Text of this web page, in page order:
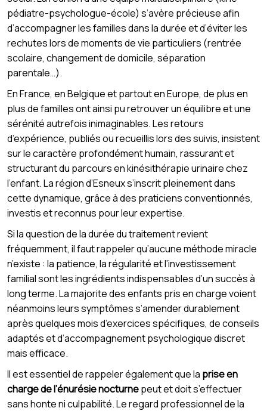
pédiatre-psychologue-école) s’avère précieuse afin
d’accompagner les familles dans la durée et d’éviter les
rechutes lors de moments de vie particuliers (rentrée
scolaire, changement de domicile, séparation
parentale…).
En France, en Belgique et partout en Europe, de plus en
plus de familles ont ainsi pu retrouver un équilibre et une
sérénité autrefois inimaginables. Les retours
d’expérience, publiés ou recueillis lors des suivis, insistent
sur le caractère profondément humain, rassurant et
structurant du parcours en kinésithérapie urinaire chez
l’enfant. La région d’Esneux s’inscrit pleinement dans
cette dynamique, grâce à des praticiens conventionnés,
investis et reconnus pour leur expertise.
Si la question de la durée du traitement revient
fréquemment, il faut rappeler qu’aucune méthode miracle
n’existe : la patience, la régularité et l’investissement
familial sont les ingrédients indispensables d’un succès à
long terme. La majorite des enfants pris en charge voient
néanmoins leurs symptômes s’amender durablement
après quelques mois d’exercices spécifiques, de conseils
adaptés et d’accompagnement psychologique discret
mais efficace.
Il est essentiel de rappeler également que la prise en
charge de l’énurésie nocturnepeut et doit s’effectuer
sans honte ni culpabilité. Le regard professionnel de la